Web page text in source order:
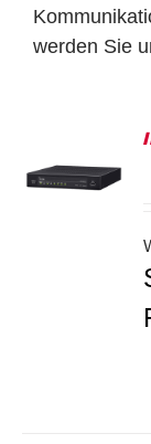
werden Sie